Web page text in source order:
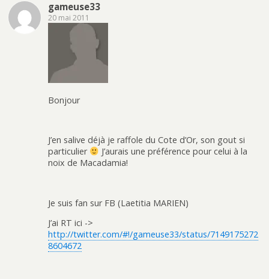
gameuse33
20 mai 2011
Bonjour
J’en salive déjà je raffole du Cote d’Or, son gout si
particulier
J’aurais une préférence pour celui à la
noix de Macadamia!
Je suis fan sur FB (Laetitia MARIEN)
J’ai RT ici ->
http://twitter.com/#!/gameuse33/status/7149175272
8604672